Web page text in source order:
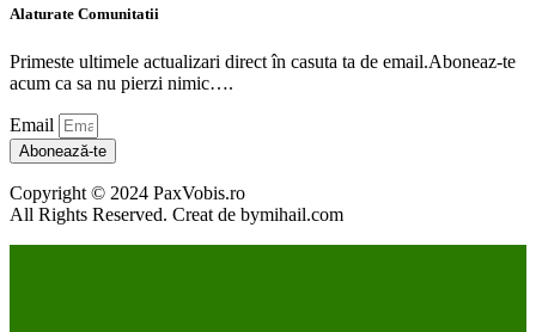
Alaturate Comunitatii
Primeste ultimele actualizari direct în casuta ta de email.Aboneaz-te
acum ca sa nu pierzi nimic….
Email
Abonează-te
Copyright © 2024 PaxVobis.ro
All Rights Reserved. Creat de bymihail.com